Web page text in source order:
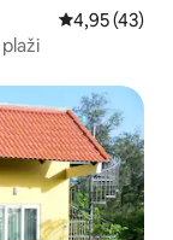
Prosječna
4,95 (43)